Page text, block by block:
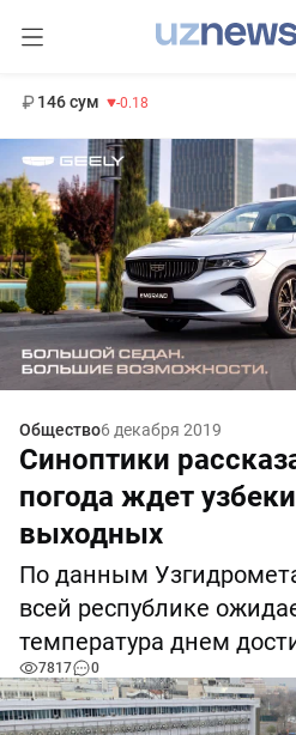
146 сум -0.18
Общество6 декабря 2019
Синоптики
погода ждет
выходных
По данным
всей республике
температура днем
7817 0